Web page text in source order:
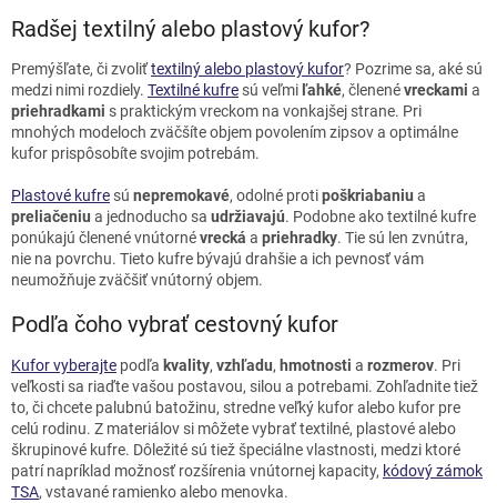
Radšej textilný alebo plastový kufor?
Premýšľate, či zvoliťtextilný alebo plastový kufor? Pozrime sa, aké sú
medzi nimi rozdiely. Textilné kufre sú veľmi ľahké, členenévreckami a
priehradkami s praktickým vreckom na vonkajšej strane. Pri
mnohých modeloch zväčšíte objem povolením zipsov a optimálne
kufor prispôsobíte svojim potrebám.
Plastové kufre sú nepremokavé, odolné protipoškriabaniu a
preliačeniu a jednoducho sa udržiavajú. Podobne ako textilné kufre
ponúkajú členené vnútornévrecká a priehradky. Tie sú len zvnútra,
nie na povrchu. Tieto kufre bývajú drahšie a ich pevnosť vám
neumožňuje zväčšiť vnútorný objem.
Podľa čoho vybrať cestovný kufor
Kufor vyberajte podľa kvality, vzhľadu, hmotnosti a rozmerov. Pri
veľkosti sa riaďte vašou postavou, silou a potrebami. Zohľadnite tiež
to, či chcete palubnú batožinu, stredne veľký kufor alebo kufor pre
celú rodinu. Z materiálov si môžete vybrať textilné, plastové alebo
škrupinové kufre. Dôležité sú tiež špeciálne vlastnosti, medzi ktoré
patrí napríklad možnosť rozšírenia vnútornej kapacity, kódový zámok
TSA, vstavané ramienko alebo menovka.